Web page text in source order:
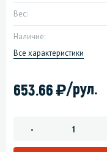
Вес:
Наличие:
Все характеристики
653.66)/рул.
-